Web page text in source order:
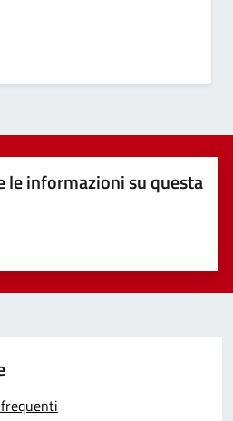
le informazioni su questa
su 5
su 5
5